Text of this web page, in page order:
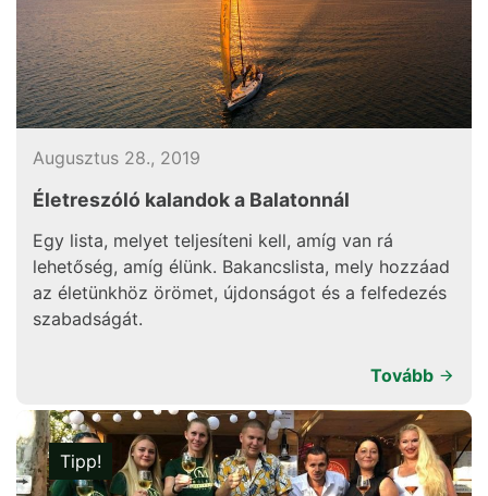
Augusztus 28., 2019
Életreszóló kalandok a Balatonnál
Egy lista, melyet teljesíteni kell, amíg van rá
lehetőség, amíg élünk. Bakancslista, mely hozzáad
az életünkhöz örömet, újdonságot és a felfedezés
szabadságát.
Tovább
Tipp!